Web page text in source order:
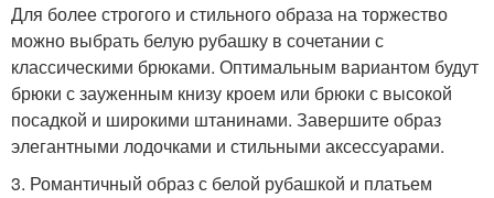
Для более строгого и стильного образа на торжество
можно выбрать белую рубашку в сочетании с
классическими брюками. Оптимальным вариантом будут
брюки с зауженным книзу кроем или брюки с высокой
посадкой и широкими штанинами. Завершите образ
элегантными лодочками и стильными аксессуарами.
3. Романтичный образ с белой рубашкой и платьем